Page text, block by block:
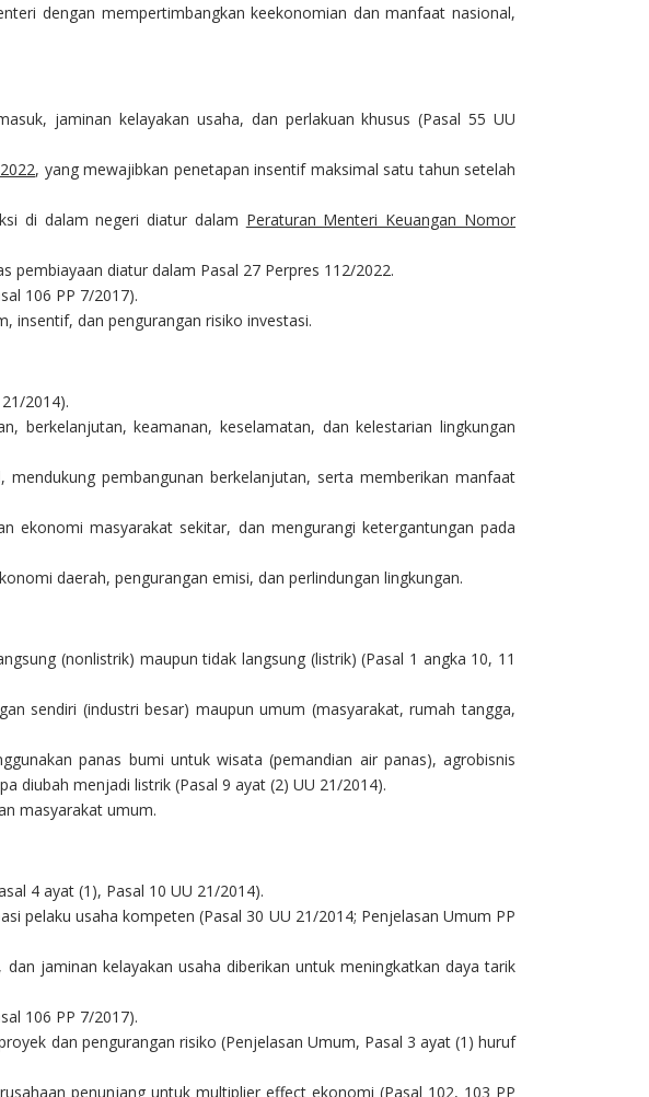
dengan mempertimbangkan keekonomian dan manfaat nasional,
jaminan kelayakan usaha, dan perlakuan khusus (Pasal 55 UU
, yang mewajibkan penetapan insentif maksimal satu tahun setelah
di dalam negeri diatur dalam Peraturan Menteri Keuangan Nomor
pembiayaan diatur dalam Pasal 27 Perpres 112/2022.
106 PP 7/2017).
insentif, dan pengurangan risiko investasi.
2014).
berkelanjutan, keamanan, keselamatan, dan kelestarian lingkungan
pembangunan berkelanjutan, serta memberikan manfaat
ekonomi masyarakat sekitar, dan mengurangi ketergantungan pada
daerah, pengurangan emisi, dan perlindungan lingkungan.
(nonlistrik) maupun tidak langsung (listrik) (Pasal 1 angka 10, 11
sendiri (industri besar) maupun umum (masyarakat, rumah tangga,
panas bumi untuk wisata (pemandian air panas), agrobisnis
diubah menjadi listrik (Pasal 9 ayat (2) UU 21/2014).
masyarakat umum.
4 ayat (1), Pasal 10 UU 21/2014).
pelaku usaha kompeten (Pasal 30 UU 21/2014; Penjelasan Umum PP
jaminan kelayakan usaha diberikan untuk meningkatkan daya tarik
106 PP 7/2017).
dan pengurangan risiko (Penjelasan Umum, Pasal 3 ayat (1) huruf
penunjang untuk multiplier effect ekonomi (Pasal 102, 103 PP